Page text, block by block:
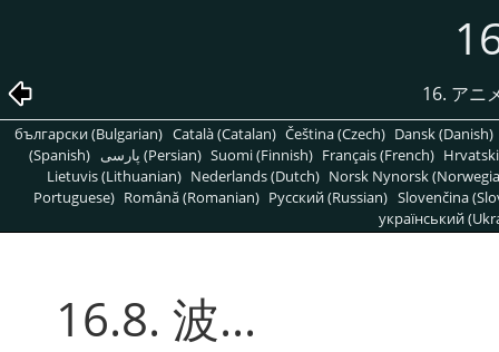
16. アニ
български (Bulgarian) Català (Catalan) Čeština (Czech) Dansk (Danish)
(Spanish)
پارسی (Persian) Suomi (Finnish) Français (French)
Lietuvis (Lithuanian) Nederlands (Dutch) Norsk Nynorsk
Portuguese) Română (Romanian) Pусский (Russian) Slovenčina
український
16.8. 波...